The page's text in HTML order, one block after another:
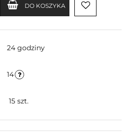
DO KOSZYKA
24 godziny
14
15 szt.